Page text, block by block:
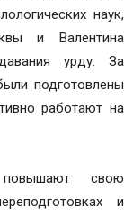
наук,
и Валентина
урду. За
подготовлены
работают на
повышают свою
и